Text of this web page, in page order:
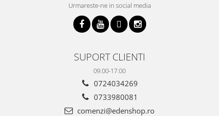
Urmareste-ne in social media
SUPORT CLIENTI
09.00-17.00
0724034269
0733980081
comenzi@edenshop.ro